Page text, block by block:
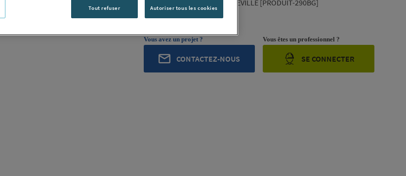
ROCHLING INDUSTRIAL MAXEVILLE [PRODUIT-290BG]
Voir la description complète
Vous avez un projet ?
CONTACTEZ-NOUS
Vous êtes un professionnel ?
SE CONNECTER
Tout refuser Autoriser tous les cookies